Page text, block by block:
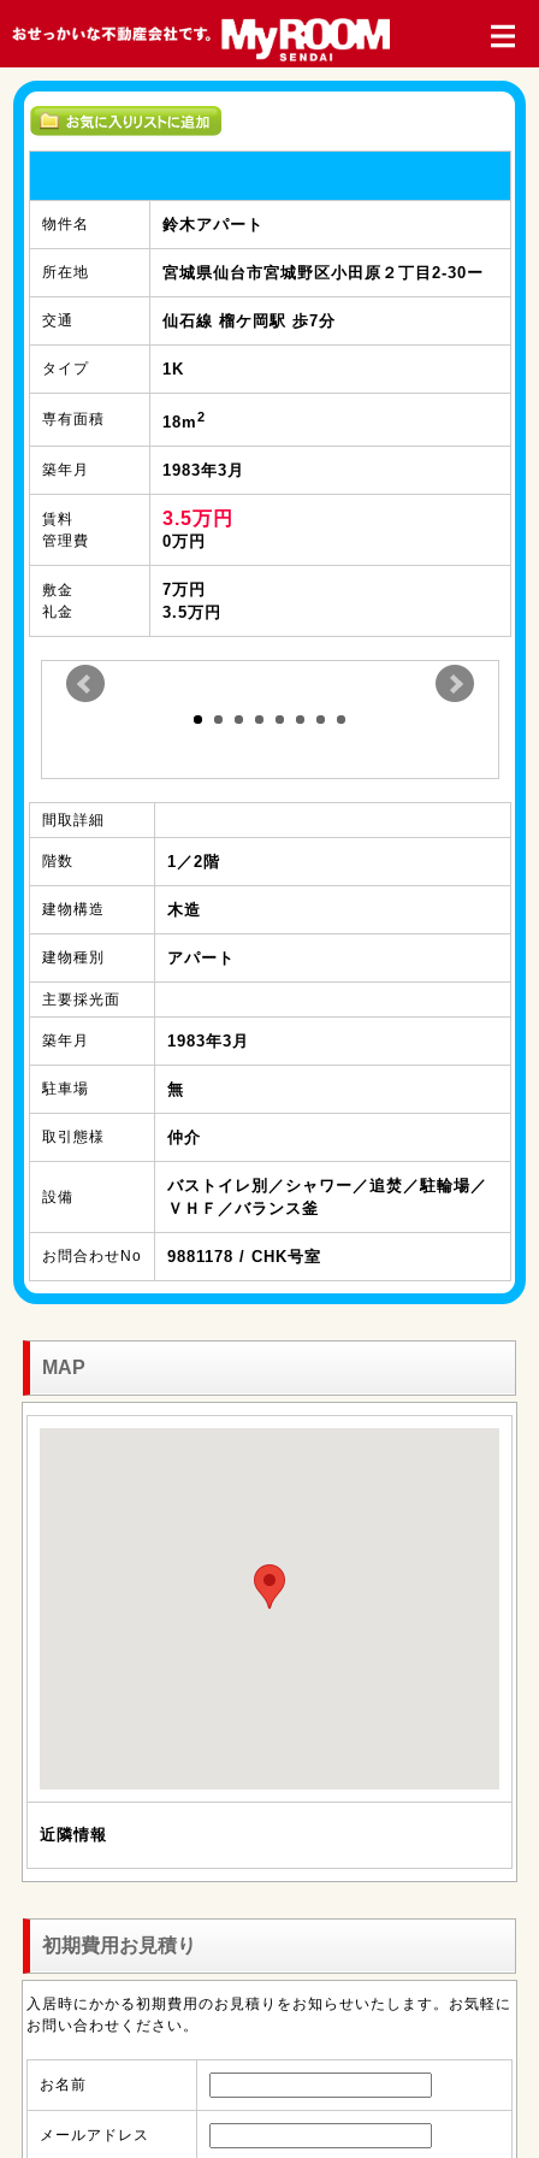
物件名 鈴木アパート
所在地 宮城県仙台市宮城野区小田原２丁目2-30ー
交通 仙石線 榴ケ岡駅 歩7分
タイプ 1K
専有面積 18m2
築年月 1983年3月
賃料
管理費
3.5万円
0万円
敷金
礼金
7万円
3.5万円
間取詳細
階数 1／2階
建物構造 木造
建物種別 アパート
主要採光面
築年月 1983年3月
駐車場 無
取引態様 仲介
設備
バストイレ別／シャワー／追焚／駐輪場／
ＶＨＦ／バランス釜
お問合わせNo 9881178 / CHK号室
MAP
近隣情報
初期費用お見積り
入居時にかかる初期費用のお見積りをお知らせいたします。お気軽に
お問い合わせください。
お名前
メールアドレス